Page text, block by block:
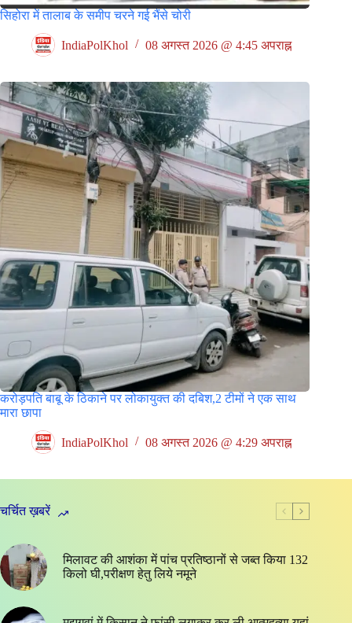
सिहोरा में तालाब के समीप चरने गई भैंसे चोरी
IndiaPolKhol 08 अगस्त 2026 @ 4:45 अपराह्न
करोड़पति बाबू के ठिकाने पर लोकायुक्त की दबिश,2 टीमों ने एक साथ
मारा छापा
IndiaPolKhol 08 अगस्त 2026 @ 4:29 अपराह्न
चर्चित ख़बरें
मिलावट की आशंका में पांच प्रतिष्ठानों से जब्त किया 132
किलो घी,परीक्षण हेतु लिये नमूने